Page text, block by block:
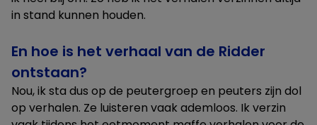
in stand kunnen houden.
En hoe is het verhaal van de Ridder
ontstaan?
Nou, ik sta dus op de peutergroep en peuters zijn dol
op verhalen. Ze luisteren vaak ademloos. Ik verzin